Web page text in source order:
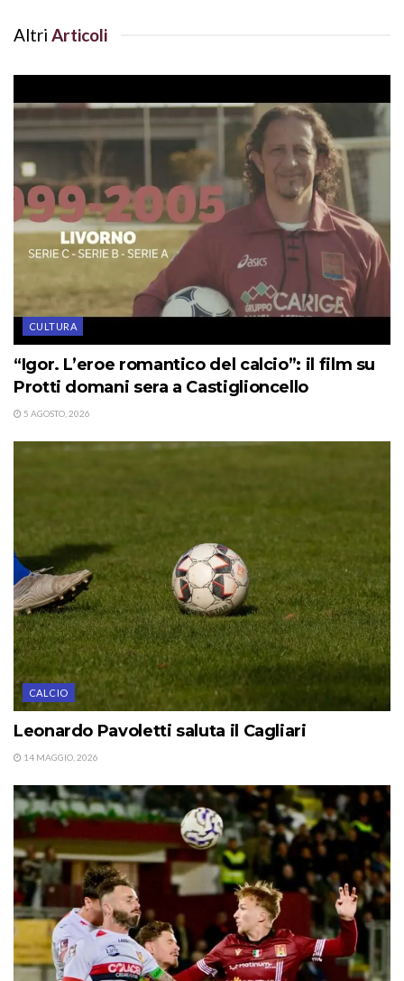
Altri Articoli
CULTURA
“Igor. L’eroe romantico del calcio”: il film su
Protti domani sera a Castiglioncello
5 AGOSTO, 2026
CALCIO
Leonardo Pavoletti saluta il Cagliari
14 MAGGIO, 2026